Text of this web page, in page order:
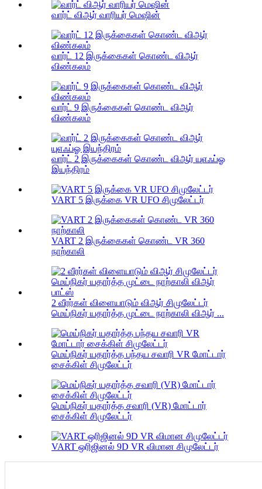
வார்ட் விஆர் வாரியர் மெஷின்
வார்ட் 12 இருக்கைகள் கொண்ட விஆர்
விண்கலம்
வார்ட் 9 இருக்கைகள் கொண்ட விஆர்
விண்கலம்
வார்ட் 2 இருக்கைகள் கொண்ட விஆர் யுஎஃப்ஓ
இயந்திரம்
VART 5 இருக்கை VR UFO சிமுலேட்டர்
VART 2 இருக்கைகள் கொண்ட VR 360
நாற்காலி
2 வீரர்கள் விளையாடும் விஆர் சிமுலேட்டர்
மெய்நிகர் யதார்த்த முட்டை நாற்காலி விஆர் ...
மெய்நிகர் யதார்த்த பந்தய சவாரி VR மோட்டார்
சைக்கிள் சிமுலேட்டர்
மெய்நிகர் யதார்த்த சவாரி (VR) மோட்டார்
சைக்கிள் சிமுலேட்டர்
VART ஒரிஜினல் 9D VR விமான சிமுலேட்டர்